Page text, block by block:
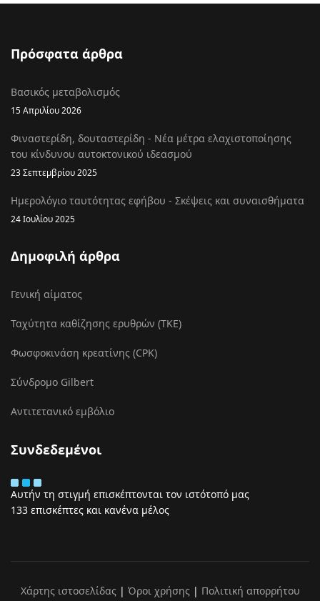
Πρόσφατα άρθρα
Βασικός μεταβολισμός
15 Απριλίου 2026
Φιναστερίδη, δουταστερίδη - Νέα μέτρα ελαχιστοποίησης
του κίνδυνου αυτοκτονικού ιδεασμού
23 Σεπτεμβρίου 2025
Ημερολόγιο ταυτότητας εφήβου - Σκέψεις και συναισθήματα
24 Ιουλίου 2025
Δημοφιλή άρθρα
Γενική αίματος
Ταχύτητα καθίζησης ερυθρών (ΤΚΕ)
Φωσφοκινάση κρεατίνης (CPK)
Σύνδρομο Gilbert
Αντιτετανικό εμβόλιο
Συνδεδεμένοι
Αυτήν τη στιγμή επισκέπτονται τον ιστότοπό μας
133 επισκέπτες και κανένα μέλος
Χάρτης ιστοσελίδας| Όροι χρήσης| Πολιτική απορρήτου